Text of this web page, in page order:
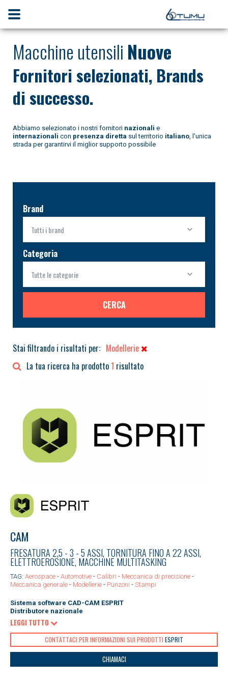
Macchine utensili Nuove
Fornitoriselezionati, Brands
di successo.
Abbiamo selezionato i nostri fornitori nazionali e
internazionali con presenza diretta sul territorio italiano, l'unica
strada per garantirvi il miglior supporto possibile
Brand
Tutti i brand
Categoria
Tutte le categorie
CERCA
Stai filtrando i risultati per: Modellerie
La tua ricerca ha prodotto1 risultato
CAM
FRESATURA 2,5 - 3 - 5 ASSI, TORNITURA FINO A 22 ASSI,
ELETTROEROSIONE, MACCHINE MULTITASKING
TAG: Aerospace - Automotive - Calibri - Meccanica di precisione -
Meccanica generale - Modellerie - Punzoni - Stampi
Sistema software CAD-CAM ESPRIT
Distributore nazionale
LEGGI TUTTO
CONTATTACI PER INFORMAZIONI SUI PRODOTTI ESPRIT
CHIAMACI